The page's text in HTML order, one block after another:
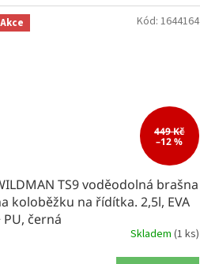
Akce
449 Kč
–12 %
TS9 voděodolná brašna
koloběžku na řídítka. 2,5l, EVA
PU, černá
Skladem (1 ks)
Kód: 1644164